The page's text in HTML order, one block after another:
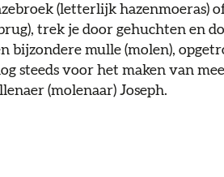
(letterlijk hazenmoeras)
trek je door gehuchten en
bijzondere mulle (molen),
steeds voor het maken van
(molenaar) Joseph.